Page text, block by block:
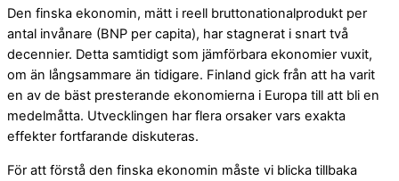
Den finska ekonomin, mätt i reell bruttonationalprodukt per
antal invånare (BNP per capita), har stagnerat i snart två
decennier. Detta samtidigt som jämförbara ekonomier vuxit,
om än långsammare än tidigare. Finland gick från att ha varit
en av de bäst presterande ekonomierna i Europa till att bli en
medelmåtta. Utvecklingen har flera orsaker vars exakta
effekter fortfarande diskuteras.
För att förstå den finska ekonomin måste vi blicka tillbaka